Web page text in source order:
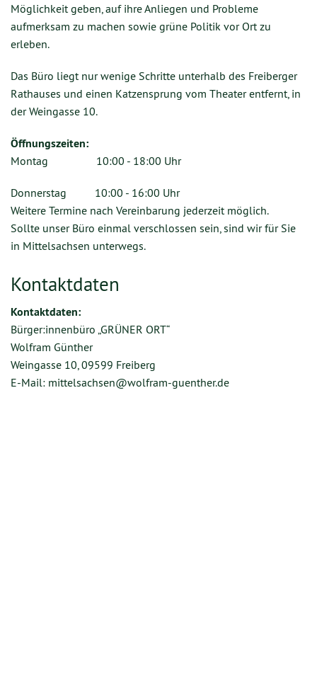
Möglichkeit geben, auf ihre Anliegen und Probleme
aufmerksam zu machen sowie grüne Politik vor Ort zu
erleben.
Das Büro liegt nur wenige Schritte unterhalb des Freiberger
Rathauses und einen Katzensprung vom Theater entfernt, in
der Weingasse 10.
Öffnungszeiten:
Montag 10:00 - 18:00 Uhr
Donnerstag 10:00 - 16:00 Uhr
Weitere Termine nach Vereinbarung jederzeit möglich.
Sollte unser Büro einmal verschlossen sein, sind wir für Sie
in Mittelsachsen unterwegs.
Kontaktdaten
Kontaktdaten:
Bürger:innenbüro „GRÜNER ORT“
Wolfram Günther
Weingasse 10, 09599 Freiberg
E-Mail: mittelsachsen@wolfram-guenther.de